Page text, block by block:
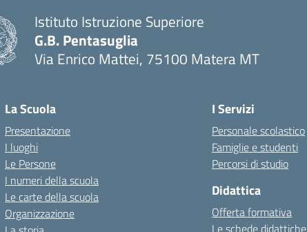
Istituto Istruzione Superiore
G.B. Pentasuglia
Via Enrico Mattei, 75100 Matera MT
La Scuola
Presentazione
I luoghi
Le Persone
I numeri della scuola
Le carte della scuola
Organizzazione
I Servizi
Personale scolastico
Famiglie e studenti
Percorsi di studio
Didattica
Offerta formativa
Le schede didattiche